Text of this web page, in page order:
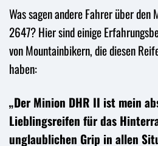
Was sagen andere Fahrer über den
2647? Hier sind einige
von Mountainbikern, die diesen
haben:
„Der Minion DHR II ist mein
Lieblingsreifen für das
unglaublichen Grip in allen